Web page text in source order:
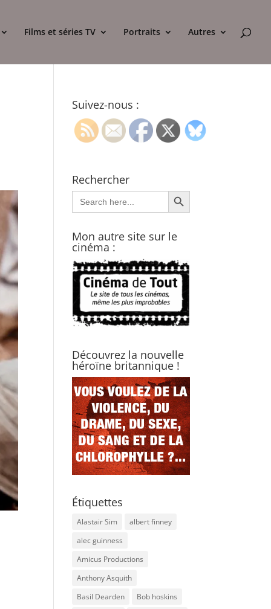
Films et séries TV Portraits Autres
Suivez-nous :
Rechercher
Search
for:
Search Button
Mon autre site sur le
cinéma :
Découvrez la nouvelle
héroïne britannique !
Étiquettes
Alastair Sim
albert finney
alec guinness
Amicus Productions
Anthony Asquith
Basil Dearden
Bob hoskins